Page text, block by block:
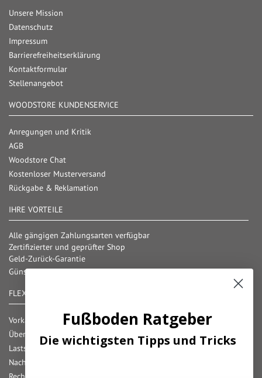
Unsere Mission
Datenschutz
Impressum
Barrierefreiheitserklärung
Kontaktformular
Stellenangebot
WOODSTORE KUNDENSERVICE
Anregungen und Kritik
AGB
Woodstore Chat
Kostenloser Musterversand
Rückgabe & Reklamation
IHRE VORTEILE
Alle gängigen Zahlungsarten verfügbar
Zertifizierter und geprüfter Shop
Geld-Zurück-Garantie
Günstige Versandkosten/ Frachtkostenfreigrenzen
FLEXIBLE ZAHLUNG
Vorkasse
Überweisung
Lastschrift
Nachnahme
Fußboden Ratgeber
Die wichtigsten Tipps und Tricks